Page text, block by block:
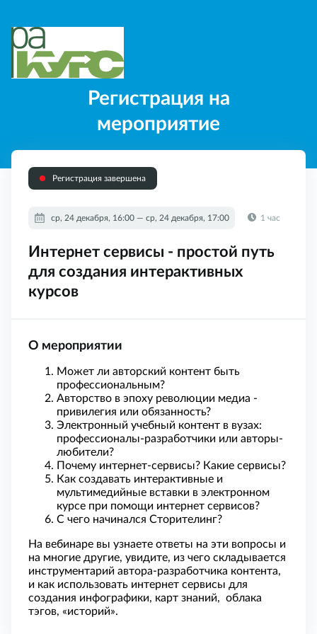
Регистрация на
мероприятие
Регистрация завершена
ср, 24 декабря, 16:00 — ср, 24 декабря, 17:00 1 час
Интернет сервисы - простой путь
для создания интерактивных
курсов
О мероприятии
Может ли авторский контент быть
профессиональным?
Авторство в эпоху революции медиа -
привилегия или обязанность?
Электронный учебный контент в вузах:
профессионалы-разработчики или авторы-
любители?
Почему интернет-сервисы? Какие сервисы?
Как создавать интерактивные и
мультимедийные вставки в электронном
курсе при помощи интернет сервисов?
С чего начинался Сторителинг?
На вебинаре вы узнаете ответы на эти вопросы и
на многие другие, увидите, из чего складывается
инструментарий автора-разработчика контента,
и как использовать интернет сервисы для
создания инфографики, карт знаний, облака
тэгов, «историй».